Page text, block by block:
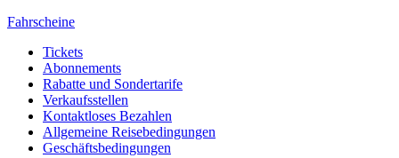
Fahrscheine
Tickets
Abonnements
Rabatte und Sondertarife
Verkaufsstellen
Kontaktloses Bezahlen
Allgemeine Reisebedingungen
Geschäftsbedingungen